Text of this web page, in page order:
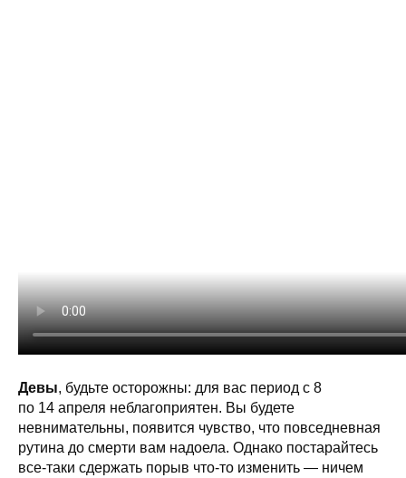
Девы, будьте осторожны: для вас период с 8
по 14 апреля неблагоприятен. Вы будете
невнимательны, появится чувство, что повседневная
рутина до смерти вам надоела. Однако постарайтесь
все-таки сдержать порыв что-то изменить — ничем